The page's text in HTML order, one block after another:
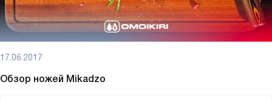
17.06.2017
Обзор ножей Mikadzo